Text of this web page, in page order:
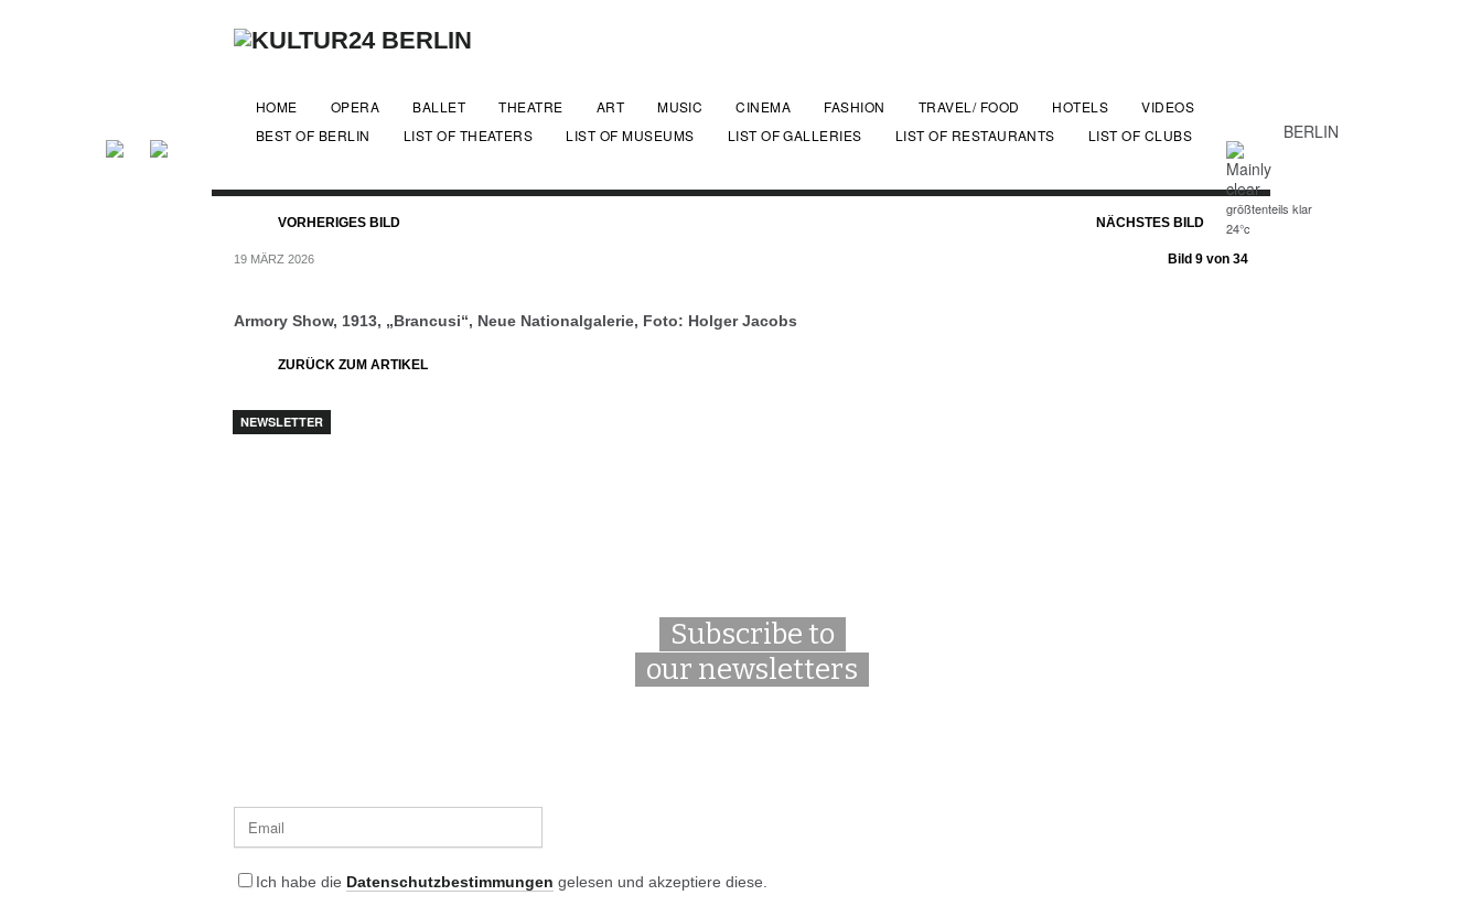
BERLIN
größtenteils klar
24°c
HOME OPERA BALLET THEATRE ART MUSIC CINEMA FASHION TRAVEL/ FOOD HOTELS
VIDEOS
BEST OF BERLIN
LIST OF THEATERS LIST OF MUSEUMS LIST OF GALLERIES LIST OF RESTAURANTS LIST OF CLUBS
VORHERIGES BILD NÄCHSTES BILD
19 MÄRZ 2026 Bild 9 von 34
Armory Show, 1913, „Brancusi“, Neue Nationalgalerie, Foto: Holger Jacobs
ZURÜCK ZUM ARTIKEL
NEWSLETTER
Subscribe to
our newsletters
Ich habe die Datenschutzbestimmungen gelesen und akzeptiere diese.